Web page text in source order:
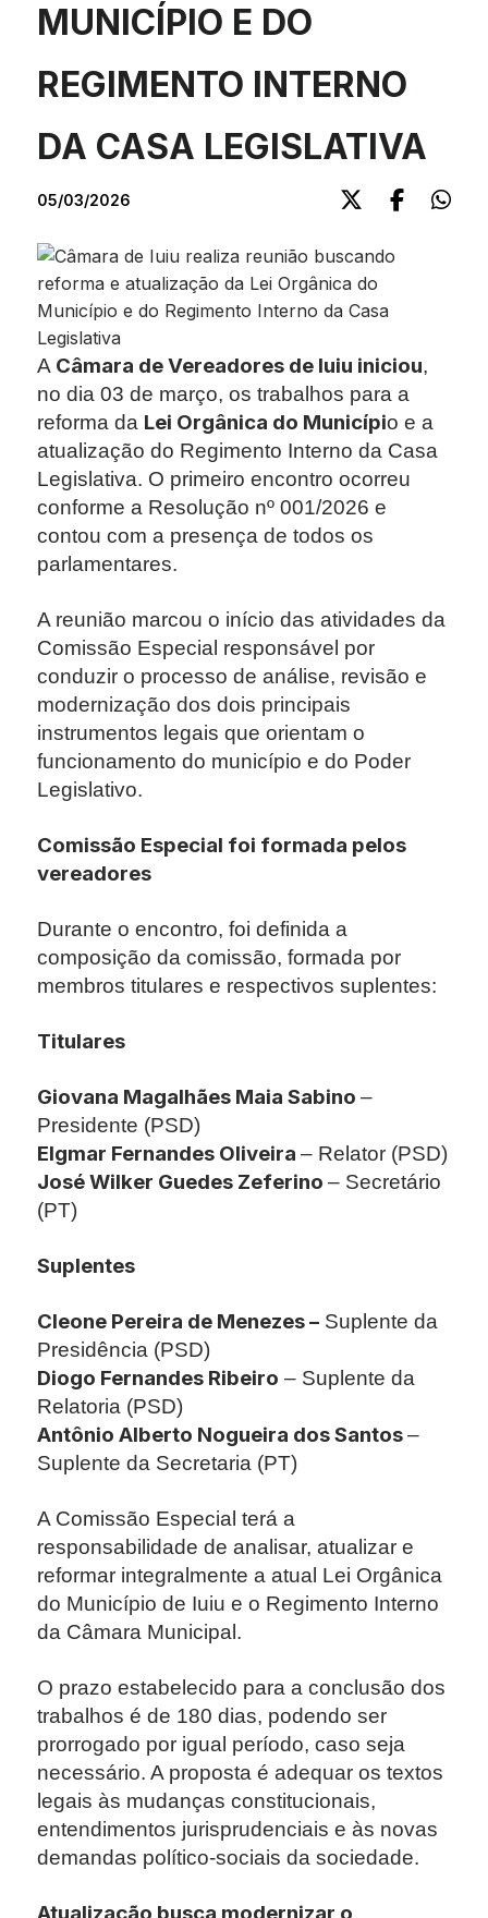
MUNICÍPIO E DO
REGIMENTO INTERNO
DA CASA LEGISLATIVA
05/03/2026
A Câmara de Vereadores de Iuiu iniciou,
no dia 03 de março, os trabalhos para a
reforma da Lei Orgânica do Município e a
atualização do Regimento Interno da Casa
Legislativa. O primeiro encontro ocorreu
conforme a Resolução nº 001/2026 e
contou com a presença de todos os
parlamentares.
A reunião marcou o início das atividades da
Comissão Especial responsável por
conduzir o processo de análise, revisão e
modernização dos dois principais
instrumentos legais que orientam o
funcionamento do município e do Poder
Legislativo.
Comissão Especial foi formada pelos
vereadores
Durante o encontro, foi definida a
composição da comissão, formada por
membros titulares e respectivos suplentes:
Titulares
Giovana Magalhães Maia Sabino –
Presidente (PSD)
Elgmar Fernandes Oliveira – Relator (PSD)
José Wilker Guedes Zeferino – Secretário
(PT)
Suplentes
Cleone Pereira de Menezes – Suplente da
Presidência (PSD)
Diogo Fernandes Ribeiro – Suplente da
Relatoria (PSD)
Antônio Alberto Nogueira dos Santos–
Suplente da Secretaria (PT)
A Comissão Especial terá a
responsabilidade de analisar, atualizar e
reformar integralmente a atual Lei Orgânica
do Município de Iuiu e o Regimento Interno
da Câmara Municipal.
O prazo estabelecido para a conclusão dos
trabalhos é de 180 dias, podendo ser
prorrogado por igual período, caso seja
necessário. A proposta é adequar os textos
legais às mudanças constitucionais,
entendimentos jurisprudenciais e às novas
demandas político-sociais da sociedade.